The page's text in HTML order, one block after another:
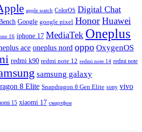
apple watch ColorOS Digital Chat
Google google pixel HonorHuawei
16 iphone 17 MediaTek Oneplus
ace oneplus nord oppo OxygenOS
redmi k90 redmi note 12 redmi note 14 redmi note
samsung galaxy
8 Elite Snapdragon 8 Gen Elite sony vivo
15 xiaomi 17 смартфон